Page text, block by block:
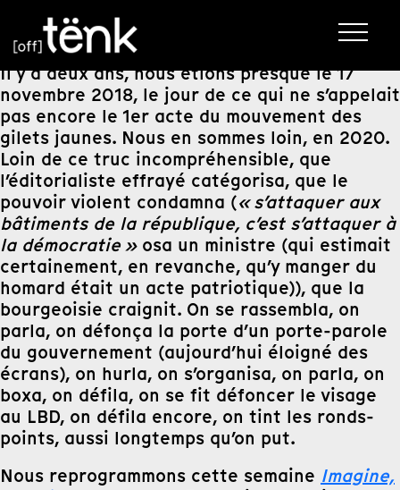
Il y a deux ans, nous étions presque le 17
novembre 2018, le jour de ce qui ne s’appelait
pas encore le 1er acte du mouvement des
gilets jaunes. Nous en sommes loin, en 2020.
Loin de ce truc incompréhensible, que
l’éditorialiste effrayé catégorisa, que le
pouvoir violent condamna (« s’attaquer aux
bâtiments de la république, c’est s’attaquer à
la démocratie »osa un ministre (qui estimait
certainement, en revanche, qu’y manger du
homard était un acte patriotique)), que la
bourgeoisie craignit. On se rassembla, on
parla, on défonça la porte d’un porte-parole
du gouvernement (aujourd’hui éloigné des
écrans), on hurla, on s’organisa, on parla, on
boxa, on défila, on se fit défoncer le visage
au LBD, on défila encore, on tint les ronds-
points, aussi longtemps qu’on put.
Nous reprogrammons cette semaine Imagine,